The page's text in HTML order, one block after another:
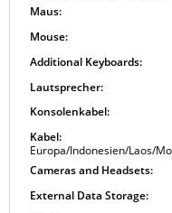
Maus:
Mouse:
Additional Keyboards:
Lautsprecher:
Konsolenkabel:
Kabel:
Europa/Indonesien/Laos/
Cameras and Headsets:
External Data Storage: